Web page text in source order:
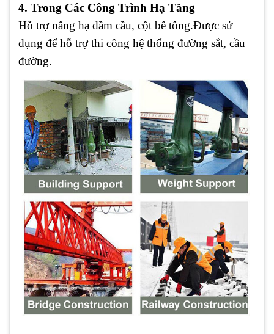
4. Trong Các Công Trình Hạ Tầng
Hỗ trợ nâng hạ dầm cầu, cột bê tông.Được sử
dụng để hỗ trợ thi công hệ thống đường sắt, cầu
đường.